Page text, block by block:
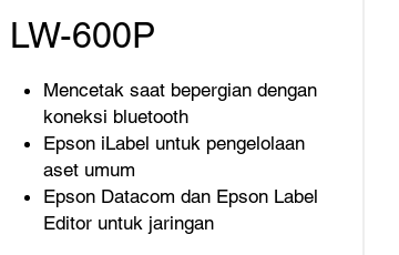
LW-600P
Mencetak saat bepergian dengan
koneksi bluetooth
Epson iLabel untuk pengelolaan
aset umum
Epson Datacom dan Epson Label
Editor untuk jaringan